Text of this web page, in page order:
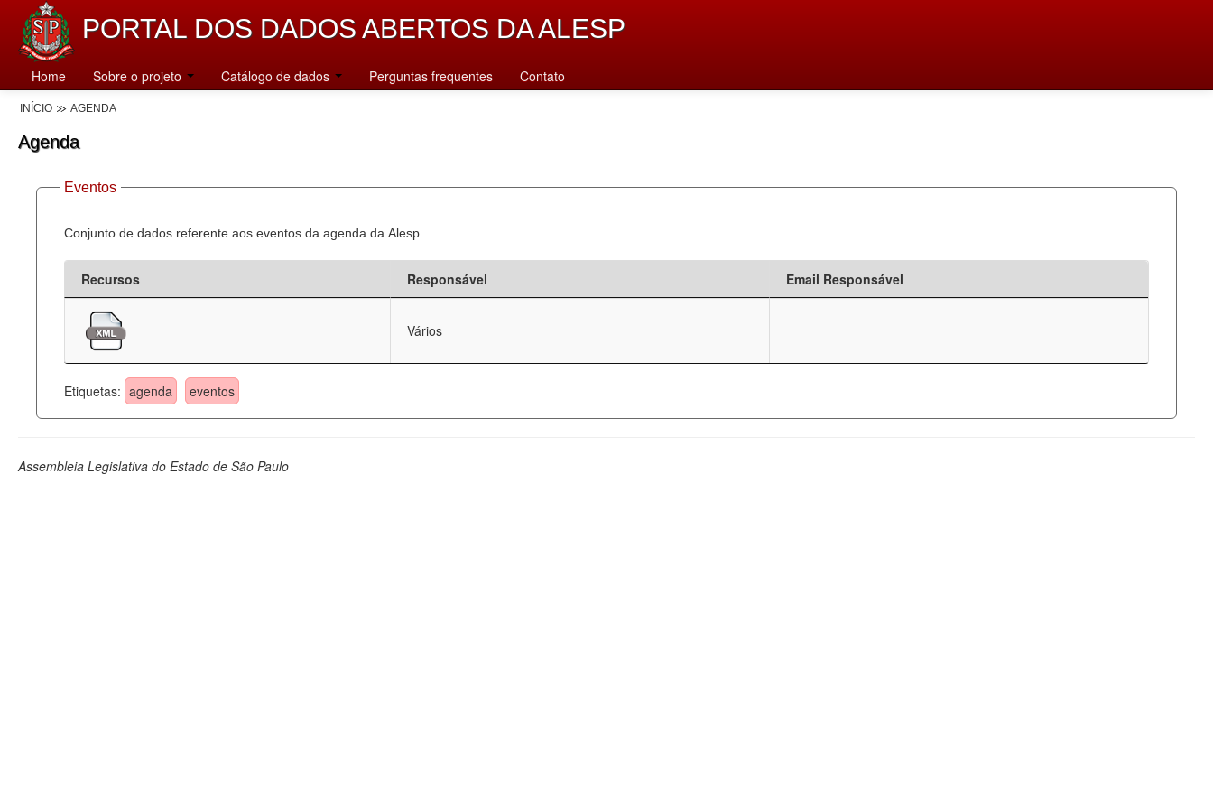
PORTAL DOS DADOS ABERTOS DA ALESP
Home Sobre o projeto Catálogo de dados Perguntas frequentes Contato
INÍCIO AGENDA
Agenda
Eventos
Conjunto de dados referente aos eventos da agenda da Alesp.
Recursos Responsável Email Responsável
Vários
Etiquetas: agenda eventos
Assembleia Legislativa do Estado de São Paulo